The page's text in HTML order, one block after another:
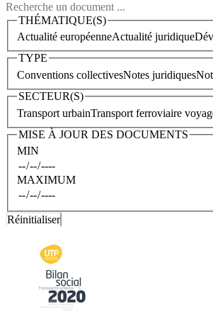
THÉMATIQUE(S)
Actualité européenneActualité juridique
TYPE
Conventions collectivesNotes juridiques
SECTEUR(S)
Transport urbainTransport ferroviaire
MISE À JOUR DES DOCUMENTS
MIN
MAXIMUM